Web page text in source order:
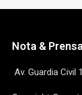
Nota &
Av. Guardia Civil